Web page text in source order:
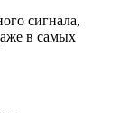
сигнала,
в самых